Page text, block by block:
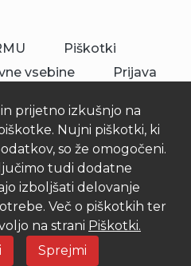
prijetno izkušnjo na
Nujni piškotki, ki
so že omogočeni.
tudi dodatne
izboljšati delovanje
Več o piškotkih ter
na strani Piškotki.
Sprejmi
Piškotki
vsebine
Prijava
vse pravice pridržane.
d.o.o.